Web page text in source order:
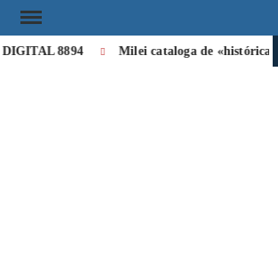
8894 Milei cataloga de